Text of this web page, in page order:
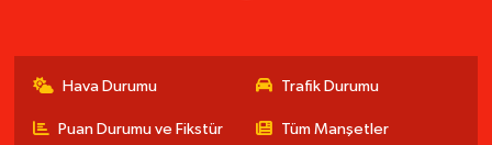
Hava Durumu Trafik Durumu
Puan Durumu ve Fikstür Tüm Manşetler